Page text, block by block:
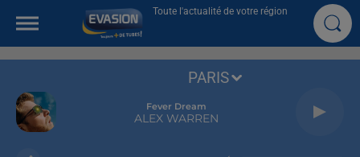
Toute l'actualité de votre région
Fever Dream
ALEX WARREN
PARIS